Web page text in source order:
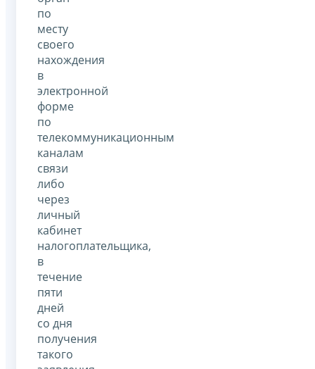
по
месту
своего
нахождения
в
электронной
форме
по
телекоммуникационным
каналам
связи
либо
через
личный
кабинет
налогоплательщика,
в
течение
пяти
дней
со дня
получения
такого